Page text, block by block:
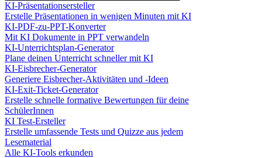
KI-Präsentationsersteller
Erstelle Präsentationen in wenigen Minuten mit KI
KI-PDF-zu-PPT-Konverter
Mit KI Dokumente in PPT verwandeln
KI-Unterrichtsplan-Generator
Plane deinen Unterricht schneller mit KI
KI-Eisbrecher-Generator
Generiere Eisbrecher-Aktivitäten und -Ideen
KI-Exit-Ticket-Generator
Erstelle schnelle formative Bewertungen für deine
SchülerInnen
KI Test-Ersteller
Erstelle umfassende Tests und Quizze aus jedem
Lesematerial
Alle KI-Tools erkunden